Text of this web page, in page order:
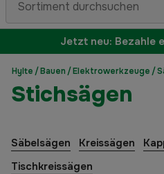
Jetzt neu: Bezahle
Hylte /Bauen /Elektrowerkzeuge /
Stichsägen
Säbelsägen Kreissägen
Tischkreissägen